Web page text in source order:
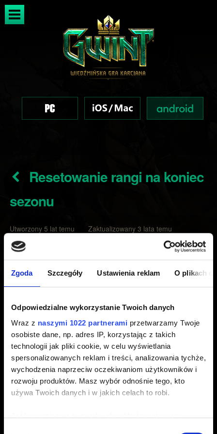
Zgoda Szczegóły Ustawienia reklam O plikach
Odpowiedzialne wykorzystanie Twoich danych
Wraz z naszymi 1022 partnerami przetwarzamy Twoje
osobiste dane, np. adres IP, korzystając z takich
technologii jak pliki cookie, w celu wyświetlania
spersonalizowanych reklam i treści, analizowania tychże,
wychodzenia naprzeciw oczekiwaniom użytkowników i
rozwoju produktów. Masz wybór odnośnie tego, kto
używa Twoich danych i w jakich celach to robi.
Jeśli wyrazisz na to zgodę, chcielibyśmy również:
Resetowanie rangi na koniec
sezonu
Utworzony 5 lat temu Zaktualizowany 3 lata temu
Począwszy od rangi 25 postępy rankingowe graczy mogą
każdego sezonu. Poniżej znajduje się diagram
prezentujący, o ile spadnie ranga gracza na zakończenie
25-14 1 ranga
13-1 2 rangi
PRO 3 rangi